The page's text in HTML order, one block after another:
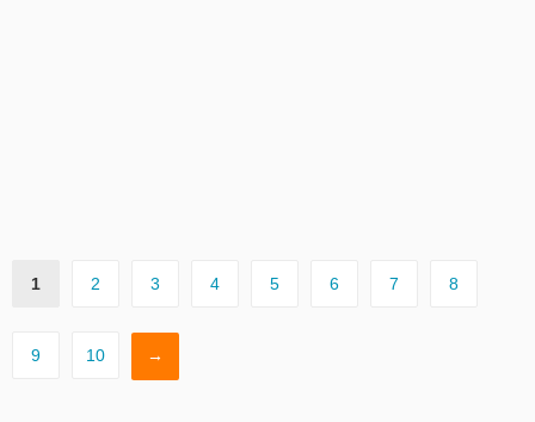
1 2 3 4 5 6 7 8
9 10 →